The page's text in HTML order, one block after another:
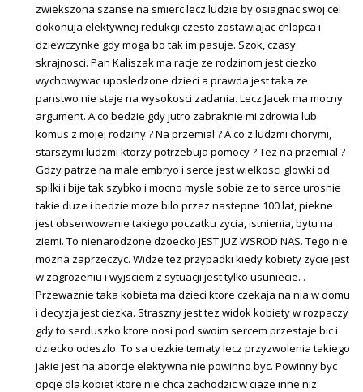
zwiekszona szanse na smierc lecz ludzie by osiagnac swoj cel
dokonuja elektywnej redukcji czesto zostawiajac chlopca i
dziewczynke gdy moga bo tak im pasuje. Szok, czasy
skrajnosci. Pan Kaliszak ma racje ze rodzinom jest ciezko
wychowywac uposledzone dzieci a prawda jest taka ze
panstwo nie staje na wysokosci zadania. Lecz Jacek ma mocny
argument. A co bedzie gdy jutro zabraknie mi zdrowia lub
komus z mojej rodziny ? Na przemial ? A co z ludzmi chorymi,
starszymi ludzmi ktorzy potrzebuja pomocy ? Tez na przemial ?
Gdzy patrze na male embryo i serce jest wielkosci glowki od
spilki i bije tak szybko i mocno mysle sobie ze to serce urosnie
takie duze i bedzie moze bilo przez nastepne 100 lat, piekne
jest obserwowanie takiego poczatku zycia, istnienia, bytu na
ziemi. To nienarodzone dzoecko JEST JUZ WSROD NAS. Tego nie
mozna zaprzeczyc. Widze tez przypadki kiedy kobiety zycie jest
w zagrozeniu i wyjsciem z sytuacji jest tylko usuniecie. .
Przewaznie taka kobieta ma dzieci ktore czekaja na nia w domu
i decyzja jest ciezka. Straszny jest tez widok kobiety w rozpaczy
gdy to serduszko ktore nosi pod swoim sercem przestaje bic i
dziecko odeszlo. To sa ciezkie tematy lecz przyzwolenia takiego
jakie jest na aborcje elektywna nie powinno byc. Powinny byc
opcje dla kobiet ktore nie chca zachodzic w ciaze inne niz